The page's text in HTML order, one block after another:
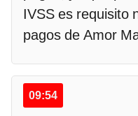
IVSS es requisito
pagos de Amor
09:54